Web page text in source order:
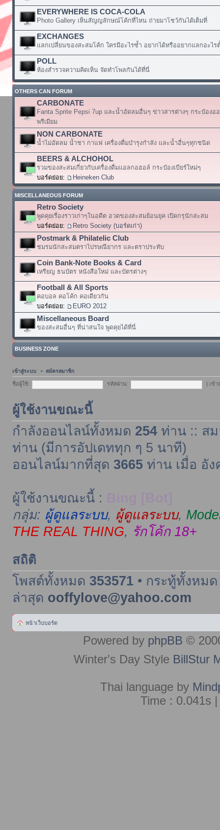
EVERYWHERE IS COCA-COLA
Photo Gallery เห็นสัญญลักษณ์โค้กที่ไหน ถ่ายมาโชว์กันได้เต็มที่
EXCHANGES
แลกเปลี่ยนของสะสมโค้ก ใครมีอะไรซ้ำ อยากได้หรืออยากแลกอะไร
POLL
ห้องสำรวจความคิดเห็น จัดทำโพลกันได้ที่นี่
OTHERS CAN FORUM
CARBONATE
Fanta Sprite Pepsi 7up และน้ำอัดลมอื่นๆ ข่าวสารต่างๆ กระป๋องอ
พรีเมียม
NON CARBONATE
น้ำไม่อัดลม น้ำชา กาแฟ เครื่องดื่มบำรุงกำลัง และน้ำอื่นๆทุกชนิด
BEERS & ALCHOHOL
รวมของสะสมเกี่ยวกับเครื่องดื่มแอลกอฮอล์ กระป๋องเบียร์ใหม่ๆ
บอร์ดย่อย:
Heineken Club
MISCELLANEOUS FORUM
Retro Society
พูดคุยเรื่องราวเก่าๆในอดีต อวดของสะสมย้อนยุค เปิดกรุนักสะสม
บอร์ดย่อย:
Retro Society (บอร์ดเก่า)
Postmark & Philatelic Club
ชมรมนักสะสมตราไปรษณียากร และตราประทับ
Coin Bank-Note Books & Card
เหรียญ ธนบัตร หนังสือใหม่ และบัตรต่างๆ
Football & All Sports
คอบอล คอโค้ก คอเดียวกัน
บอร์ดย่อย:
EURO 2012
Miscellaneous Board
ของสะสมอื่นๆ ที่น่าสนใจ พูดคุยได้ที่นี่
BUSINESS ZONE
เข้าสู่ระบบ • สมัครสมาชิก
ชื่อผู้ใช้: รหัสผ่าน: เข้
ผู้ใช้งานขณะนี้
กำลังออนไลน์ทั้งหมด 254ท่าน :: สม
ท่าน (มีการอัปเดททุก ๆ 5 นาที)
ออนไลน์มากที่สุด 3665ท่าน เมื่อ อัง
ผู้ใช้งานขณะนี้ :
กลุ่ม: ผู้ดูแลระบบ, ผู้ดูแลระบบ,
THE REAL THING, รักโค้ก 18+
สถิติ
โพสต์ทั้งหมด 353571• กระทู้ทั้งหม
ล่าสุด ooffylove@yahoo.com
หน้าเว็บบอร์ด
Powered by phpBB ©
Winter's Day Style BillStur
Thai language by
Time : 0.041s